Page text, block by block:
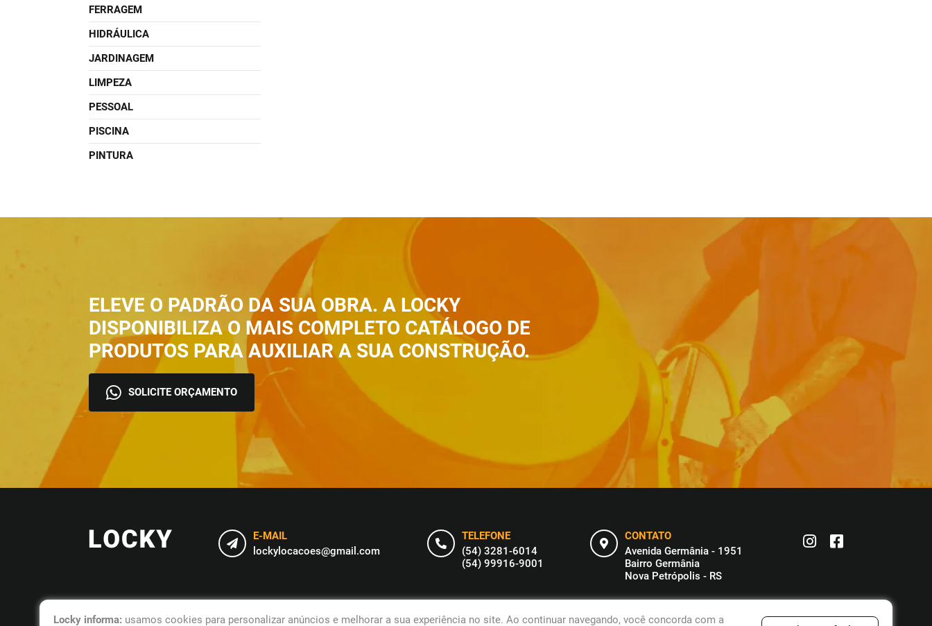
FERRAGEM
HIDRÁULICA
JARDINAGEM
LIMPEZA
PESSOAL
PISCINA
PINTURA
ELEVE O PADRÃO DA SUA OBRA. A LOCKY
DISPONIBILIZA O MAIS COMPLETO CATÁLOGO DE
PRODUTOS PARA AUXILIAR A SUA CONSTRUÇÃO.
SOLICITE ORÇAMENTO
E-MAIL
lockylocacoes@gmail.com
TELEFONE
(54) 3281-6014
(54) 99916-9001
CONTATO
Avenida Germânia - 1951
Bairro Germânia
Nova Petrópolis - RS
Locky informa: usamos cookies para personalizar anúncios e melhorar a sua experiência no site. Ao continuar navegando, você concorda com a